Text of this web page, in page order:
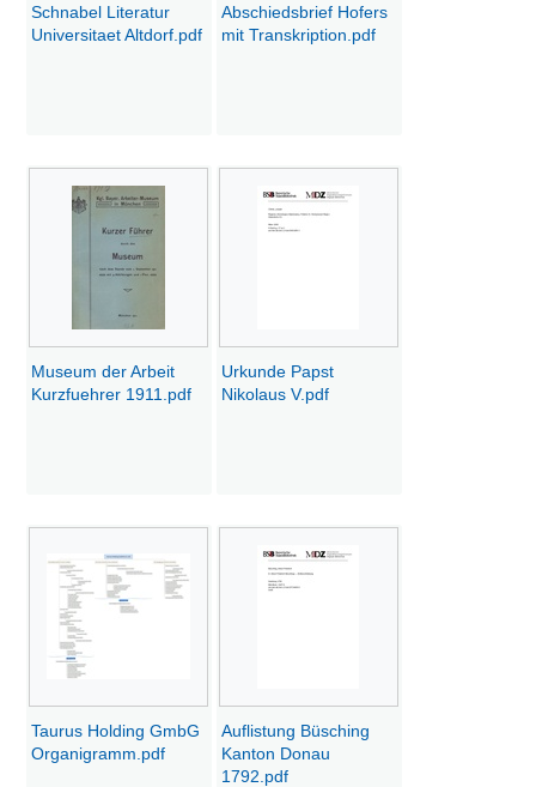
Schnabel Literatur
Universitaet Altdorf.pdf
Abschiedsbrief Hofers
mit Transkription.pdf
Museum der Arbeit
Kurzfuehrer 1911.pdf
Urkunde Papst
Nikolaus V.pdf
Taurus Holding GmbG
Organigramm.pdf
Auflistung Büsching
Kanton Donau
1792.pdf